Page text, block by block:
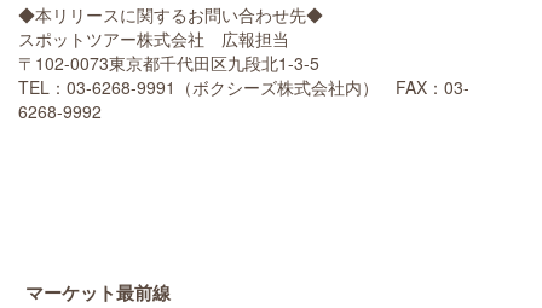
◆本リリースに関するお問い合わせ先◆
スポットツアー株式会社 広報担当
〒102-0073東京都千代田区九段北1-3-5
TEL：03-6268-9991（ボクシーズ株式会社内） FAX：03-
6268-9992
マーケット最前線